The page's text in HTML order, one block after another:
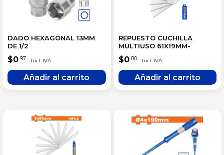
DADO HEXAGONAL 13MM
DE 1/2
$0.97
REPUESTO CUCHILLA
MULTIUSO 61X19MM-
$0.80